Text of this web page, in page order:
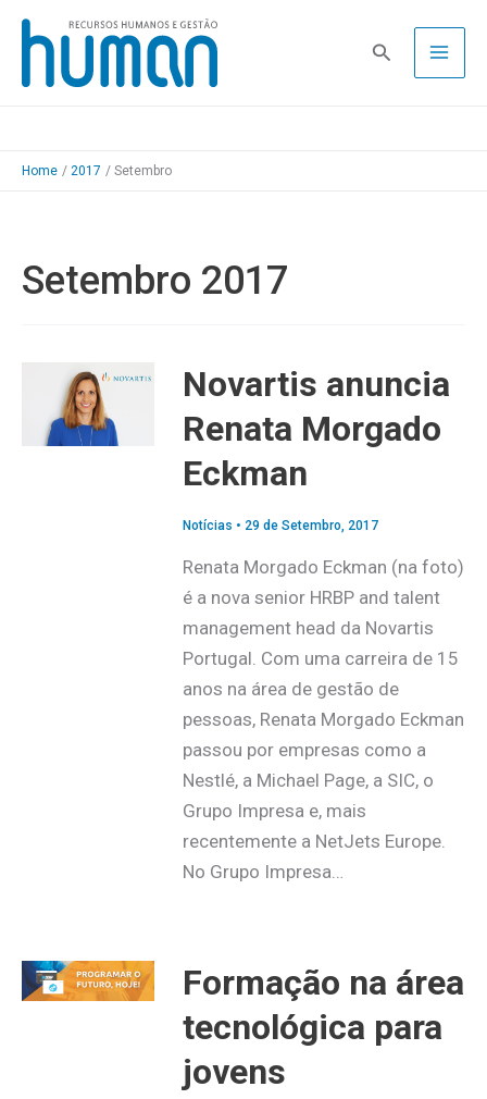
Skip
content
Pesquisa
Home 2017 Setembro
Setembro 2017
Novartis anuncia
Renata Morgado
Eckman
Notícias • 29 de Setembro, 2017
Renata Morgado Eckman (na foto)
é a nova senior HRBP and talent
management head da Novartis
Portugal. Com uma carreira de 15
anos na área de gestão de
pessoas, Renata Morgado Eckman
passou por empresas como a
Nestlé, a Michael Page, a SIC, o
Grupo Impresa e, mais
recentemente a NetJets Europe.
No Grupo Impresa…
Formação na área
tecnológica para
jovens